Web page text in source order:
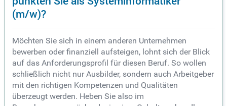
(m/w)?
Möchten Sie sich in einem anderen Unternehmen
bewerben oder finanziell aufsteigen, lohnt sich der Blick
auf das Anforderungsprofil für diesen Beruf. So wollen
schließlich nicht nur Ausbilder, sondern auch Arbeitgeber
mit den richtigen Kompetenzen und Qualitäten
überzeugt werden. Heben Sie also im